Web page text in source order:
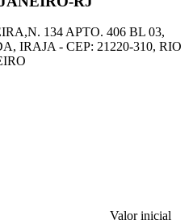
134 APTO. 406 BL 03,
IRAJA - CEP: 21220-310, RIO
Valor inicial